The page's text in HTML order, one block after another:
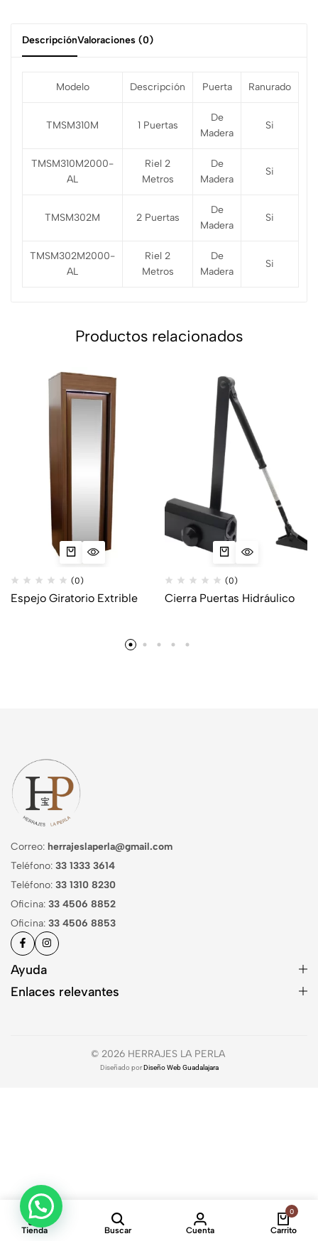
DescripciónValoraciones (0)
Modelo Descripción Puerta Ranurado
TMSM310M 1 Puertas
De
Madera
Si
TMSM310M2000-
AL
Riel 2
Metros
De
Madera
Si
TMSM302M 2 Puertas
De
Madera
Si
TMSM302M2000-
AL
Riel 2
Metros
De
Madera
Si
Productos relacionados
(0)
Espejo Giratorio Extrible
(0)
Cierra Puertas Hidráulico
Correo: herrajeslaperla@gmail.com
Teléfono: 33 1333 3614
Teléfono: 33 1310 8230
Oficina: 33 4506 8852
Oficina: 33 4506 8853
Ayuda
Enlaces relevantes
© 2026 HERRAJES LA PERLA
Diseñado porDiseño Web Guadalajara
Tienda Buscar Cuenta
0
Carrito